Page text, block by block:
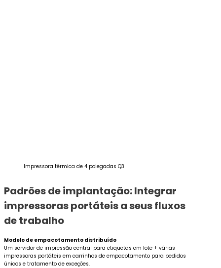
Impressora térmica de 4 polegadas Q3
Padrões de implantação: Integrar
impressoras portáteis a seus fluxos
de trabalho
Modelo de empacotamento distribuído
Um servidor de impressão central para etiquetas em lote + várias
impressoras portáteis em carrinhos de empacotamento para pedidos
únicos e tratamento de exceções.